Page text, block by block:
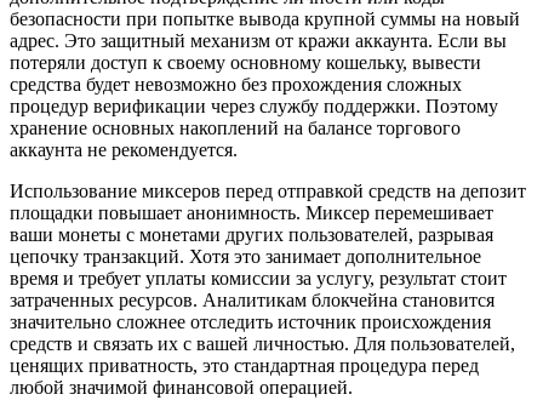
безопасности при попытке вывода крупной суммы на новый
адрес. Это защитный механизм от кражи аккаунта. Если вы
потеряли доступ к своему основному кошельку, вывести
средства будет невозможно без прохождения сложных
процедур верификации через службу поддержки. Поэтому
хранение основных накоплений на балансе торгового
аккаунта не рекомендуется.
Использование миксеров перед отправкой средств на депозит
площадки повышает анонимность. Миксер перемешивает
ваши монеты с монетами других пользователей, разрывая
цепочку транзакций. Хотя это занимает дополнительное
время и требует уплаты комиссии за услугу, результат стоит
затраченных ресурсов. Аналитикам блокчейна становится
значительно сложнее отследить источник происхождения
средств и связать их с вашей личностью. Для пользователей,
ценящих приватность, это стандартная процедура перед
любой значимой финансовой операцией.